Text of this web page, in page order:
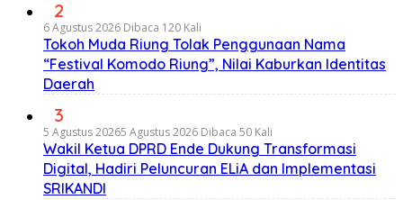
2
6 Agustus 2026 Dibaca 120 Kali
Tokoh Muda Riung Tolak Penggunaan Nama
“Festival Komodo Riung”, Nilai Kaburkan Identitas
Daerah
3
5 Agustus 20265 Agustus 2026 Dibaca 50 Kali
Wakil Ketua DPRD Ende Dukung Transformasi
Digital, Hadiri Peluncuran ELiA dan Implementasi
SRIKANDI